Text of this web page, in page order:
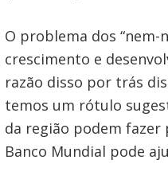
O problema dos
crescimento e
razão disso por trás
temos um rótulo
da região podem fazer
Banco Mundial pode